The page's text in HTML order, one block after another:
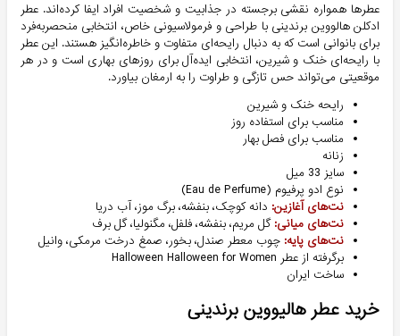
عطرها همواره نقشی برجسته در جذابیت و شخصیت افراد ایفا کرده‌اند. عطر
ادکلن هالووین برندینی با طراحی و فرمولاسیونی خاص، انتخابی منحصربه‌فرد
برای بانوانی است که به دنبال رایحه‌ای متفاوت و خاطره‌انگیز هستند. این عطر
با رایحه‌ای خنک و شیرین، انتخابی ایده‌آل برای روزهای بهاری است و در هر
موقعیتی می‌تواند حس تازگی و طراوت را به ارمغان بیاورد.
رایحه خنک و شیرین
مناسب برای استفاده روز
مناسب برای فصل بهار
زنانه
سایز 33 میل
نوع ادو پرفیوم (Eau de Perfume)
نت‌های آغازین: دانه کوچک، بنفشه، برگ موز، آب دریا
نت‌های میانی: گل مریم، بنفشه، فلفل، مگنولیا، گل برف
نت‌های پایه: چوب معطر صندل، بخور، صمغ درخت مرمکی، وانیل
برگرفته از عطر Halloween Halloween for Women
ساخت ایران
خرید عطر هالیووین برندینی